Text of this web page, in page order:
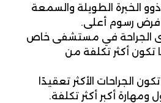
ذوو الخبرة الطويلة والسمعة
فرض رسوم أعلى.
الجراحة في مستشفى خاص
تكون أكثر تكلفة من
الجراحات الأكثر تعقيدًا
ومهارة أكبر أكثر تكلفة.